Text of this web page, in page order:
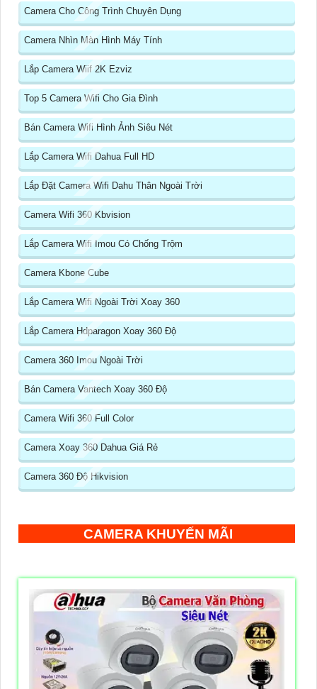
Camera Cho Công Trình Chuyên Dụng
Camera Nhìn Màn Hình Máy Tính
Lắp Camera Wiif 2K Ezviz
Top 5 Camera Wifi Cho Gia Đình
Bán Camera Wifi Hình Ảnh Siêu Nét
Lắp Camera Wifi Dahua Full HD
Lắp Đặt Camera Wifi Dahu Thân Ngoài Trời
Camera Wifi 360 Kbvision
Lắp Camera Wifi Imou Có Chống Trộm
Camera Kbone Cube
Lắp Camera Wifi Ngoài Trời Xoay 360
Lắp Camera Hdparagon Xoay 360 Độ
Camera 360 Imou Ngoài Trời
Bán Camera Vantech Xoay 360 Độ
Camera Wifi 360 Full Color
Camera Xoay 360 Dahua Giá Rẻ
Camera 360 Độ Hikvision
CAMERA KHUYẾN MÃI